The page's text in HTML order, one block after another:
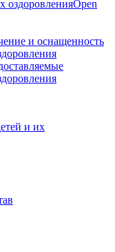
оздоровленияOpen
и оснащенность
и их